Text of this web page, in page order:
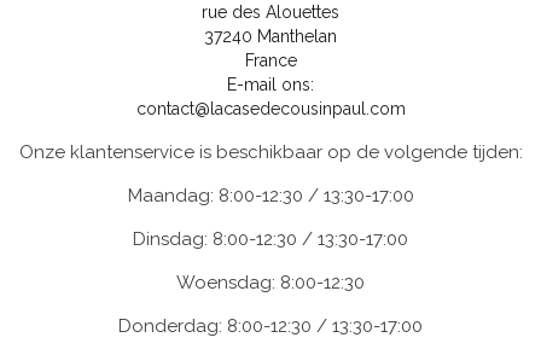
rue des Alouettes
37240 Manthelan
France
E-mail ons:
contact@lacasedecousinpaul.com
Onze klantenservice is beschikbaar op de volgende tijden:
Maandag: 8:00-12:30 / 13:30-17:00
Dinsdag: 8:00-12:30 / 13:30-17:00
Woensdag: 8:00-12:30
Donderdag: 8:00-12:30 / 13:30-17:00